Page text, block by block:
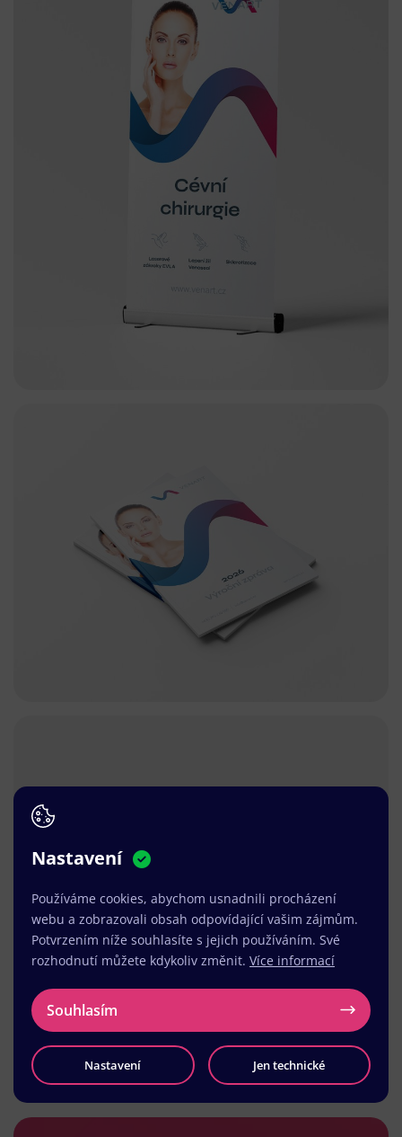
Načíst další
Nastavení
Používáme cookies, abychom usnadnili procházení
webu a zobrazovali obsah odpovídající vašim zájmům.
Potvrzením níže souhlasíte s jejich používáním. Své
rozhodnutí můžete kdykoliv změnit. Více informací
Souhlasím
Nastavení Jen technické